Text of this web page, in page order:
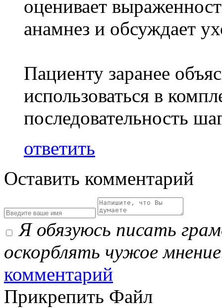
оценивает
анамнез и обсуждает
Пациенту заранее
использоваться в
последовательность
ответить
Оставить комментарий
Я обязуюсь писать
оскорблять чужое
комментарий
Прикрепить Файл